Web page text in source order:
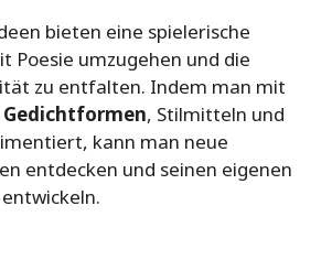
bieten eine spielerische
Poesie umzugehen und die
zu entfalten. Indem man mit
Gedichtformen, Stilmitteln und
kann man neue
entdecken und seinen eigenen